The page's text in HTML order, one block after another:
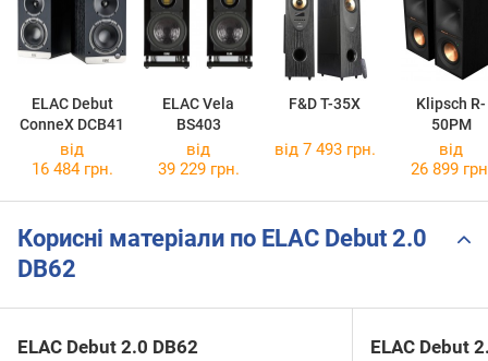
ELAC Debut
ConneX DCB41
ELAC Vela
BS403
F&D T-35X
Klipsch R-
50PM
від
16 484 грн.
від
39 229 грн.
від 7 493 грн.
від
26 899
Корисні матеріали по ELAC Debut 2.0
DB62
ELAC Debut 2.0 DB62 ELAC Debut